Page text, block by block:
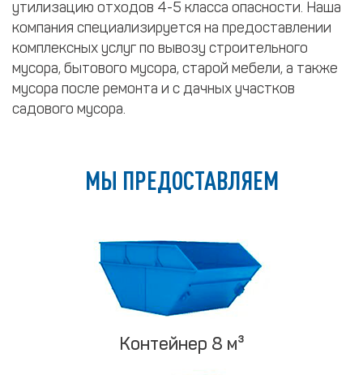
утилизацию отходов 4-5 класса опасности. Наша
компания специализируется на предоставлении
комплексных услуг по вывозу строительного
мусора, бытового мусора, старой мебели, а также
мусора после ремонта и с дачных участков
садового мусора.
МЫ ПРЕДОСТАВЛЯЕМ
Контейнер 8 м³